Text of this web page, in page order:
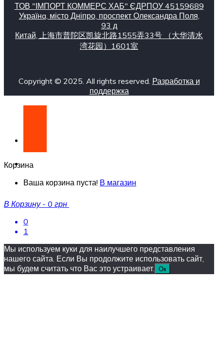
ТОВ "ІМПОРТ КОММЕРС ХАБ" ЄДРПОУ 45159689
Українa, місто Дніпро, проспект Олександра Поля,
93 д
Китай, 上海市普陀区凯旋北路1555弄33号 （大华清水
湾花园）1601室
Copyright © 2025. All rights reserved. Разработка и
поддержка
Корзина
Ваша корзина пуста! В магазин
В Корзину - 0 грн
0
1
Мы используем куки для наилучшего представления
нашего сайта. Если Вы продолжите использовать сайт,
мы будем считать что Вас это устраивает.
Ок